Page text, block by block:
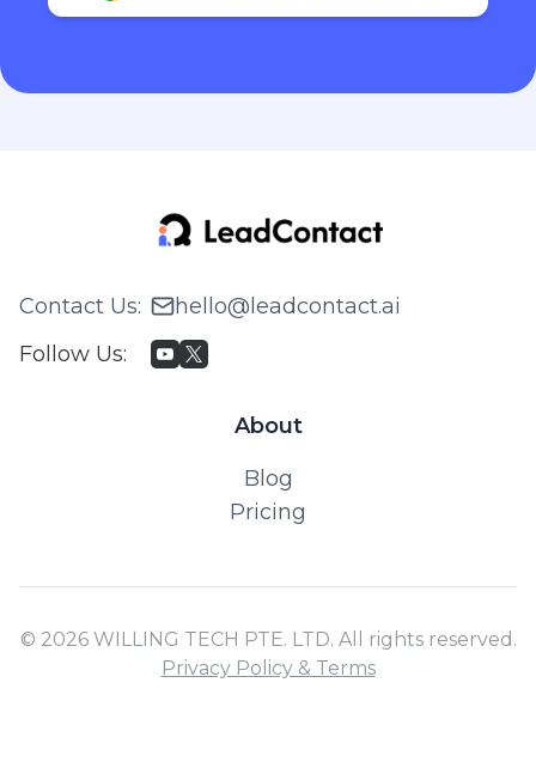
Contact Us:
hello@leadcontact.ai
Follow Us:
About
Blog
Pricing
© 2026 WILLING TECH PTE. LTD. All rights reserved.
Privacy Policy & Terms